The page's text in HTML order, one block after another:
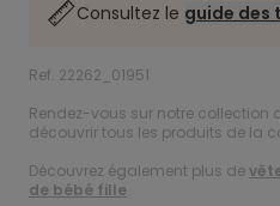
Consultez le guide des
Ref. 22262_01951
Rendez-vous sur notre collection
découvrir tous les produits de la
Découvrez également plus de
de bébé fille.